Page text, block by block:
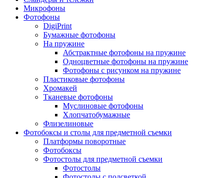
Микрофоны
Фотофоны
DigiPrint
Бумажные фотофоны
На пружине
Абстрактные фотофоны на пружине
Одноцветные фотофоны на пружине
Фотофоны с рисунком на пружине
Пластиковые фотофоны
Хромакей
Тканевые фотофоны
Муслиновые фотофоны
Хлопчатобумажные
Флизелиновые
Фотобоксы и столы для предметной съемки
Платформы поворотные
Фотобоксы
Фотостолы для предметной съемки
Фотостолы